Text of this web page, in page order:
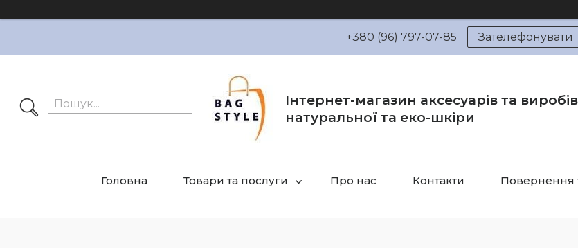
+380 (96) 797-07-85 Зателефонувати
Інтернет-магазин аксесуарів та
натуральної та еко-шкіри
Головна Товари та послуги Про нас Контакти Повернення